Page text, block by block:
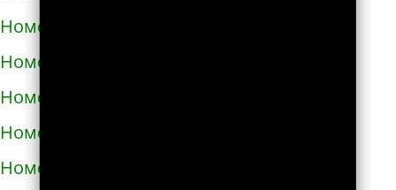
Номера телефонов такси в Котельве
Номера телефонов такси в Коцюбинском
Номера телефонов такси в Красилове
Номера телефонов такси в Краснограде
Номера телефонов такси в Кременце